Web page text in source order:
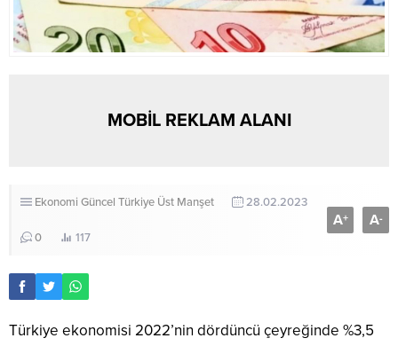
MOBİL REKLAM ALANI
Ekonomi Güncel Türkiye Üst Manşet 28.02.2023
0 117
A+ A-
Türkiye ekonomisi 2022’nin dördüncü çeyreğinde %3,5